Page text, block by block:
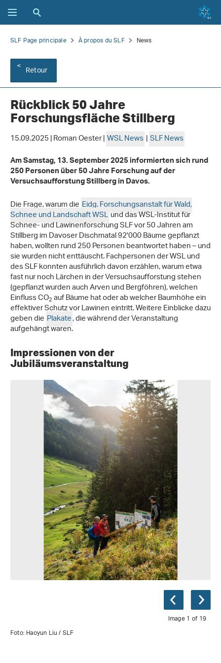
SLF Page principale À propos du SLF News
Retour
Rückblick 50 Jahre
Forschungsfläche Stillberg
15.09.2025 | Roman Oester |WSL News|SLF News
Am Samstag, 13. September 2025 informierten sich rund
250 Personen über 50 Jahre Forschung auf der
Versuchsaufforstung Stillberg in Davos.
Die Frage, warum die Eidg. Forschungsanstalt für Wald,
Schnee und Landschaft WSLund das WSL-Institut für
Schnee- und Lawinenforschung SLF vor 50 Jahren am
Stillberg im Davoser Dischmatal 92'000 Bäume gepflanzt
haben, wollten rund 250 Personen beantwortet haben – und
sie wurden nicht enttäuscht. Fachpersonen der WSL und
des SLF konnten ausführlich davon erzählen, warum etwa
fast nur noch Lärchen in der Versuchsaufforstung stehen
(gepflanzt wurden auch Arven und Bergföhren), welchen
Einfluss CO2auf Bäume hat oder ab welcher Baumhöhe ein
effektiver Schutz vor Lawinen eintritt. Weitere Einblicke dazu
geben die Plakate, die während der Veranstaltung
aufgehängt waren.
Impressionen von der
Jubiläumsveranstaltung
Image 1 of 19
Foto: Haoyun Liu / SLF